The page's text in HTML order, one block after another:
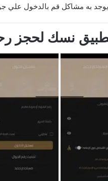
يوجد به مشاكل قم بالدخول
نسك لحجز